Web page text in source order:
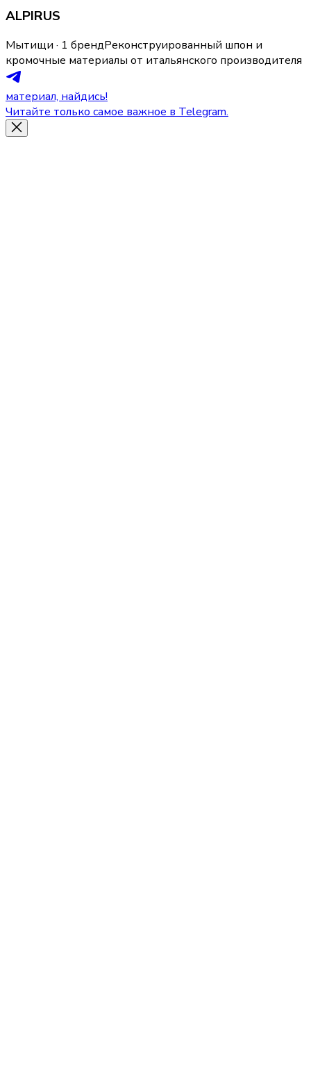
ALPIRUS
Мытищи · 1 брендРеконструированный шпон и
кромочные материалы от итальянского производителя
материал, найдись!
Читайте только самое важное в Telegram.